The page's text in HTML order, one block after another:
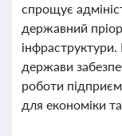
спрощує
державний
держави
роботи
для економіки